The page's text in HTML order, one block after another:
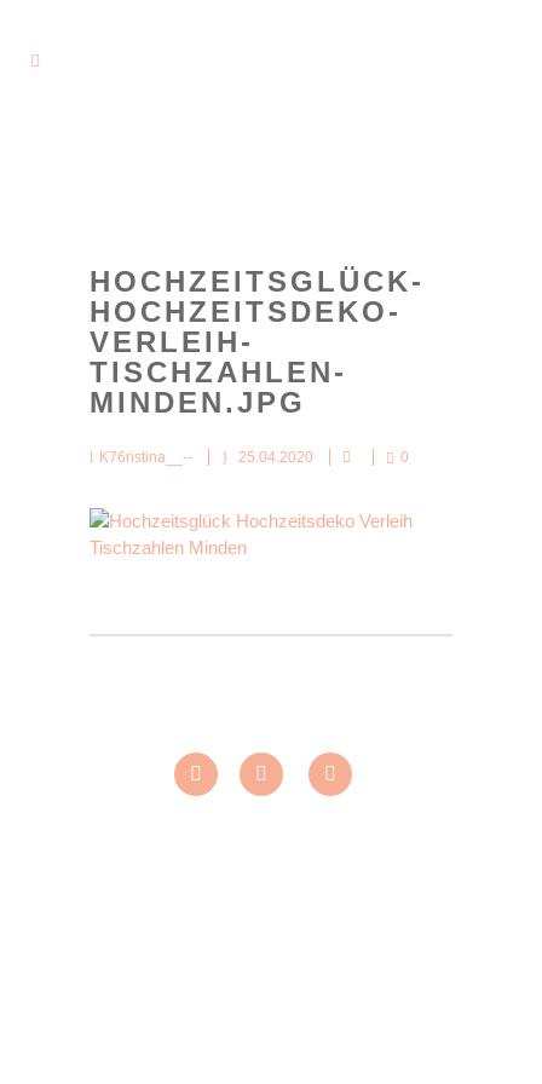
HOCHZEITSGLÜCK-
HOCHZEITSDEKO-
VERLEIH-
TISCHZAHLEN-
MINDEN.JPG
K76ristina__-- 25.04.2020 0